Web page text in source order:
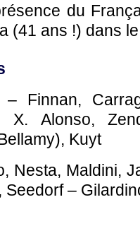
du
(41 ans !) dans
Finnan,
X. Alonso,
Kuyt
Nesta, Maldini,
Seedorf –